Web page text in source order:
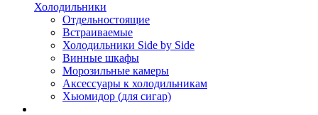
Холодильники
Отдельностоящие
Встраиваемые
Холодильники Side by Side
Винные шкафы
Морозильные камеры
Аксессуары к холодильникам
Хьюмидор (для сигар)